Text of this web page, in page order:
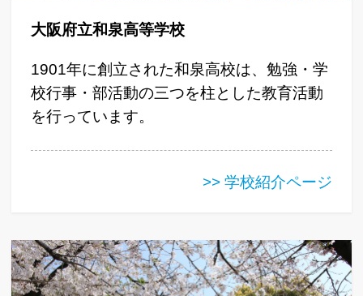
大阪府立和泉高等学校
1901年に創立された和泉高校は、勉強・学
校行事・部活動の三つを柱とした教育活動
を行っています。
>> 学校紹介ページ